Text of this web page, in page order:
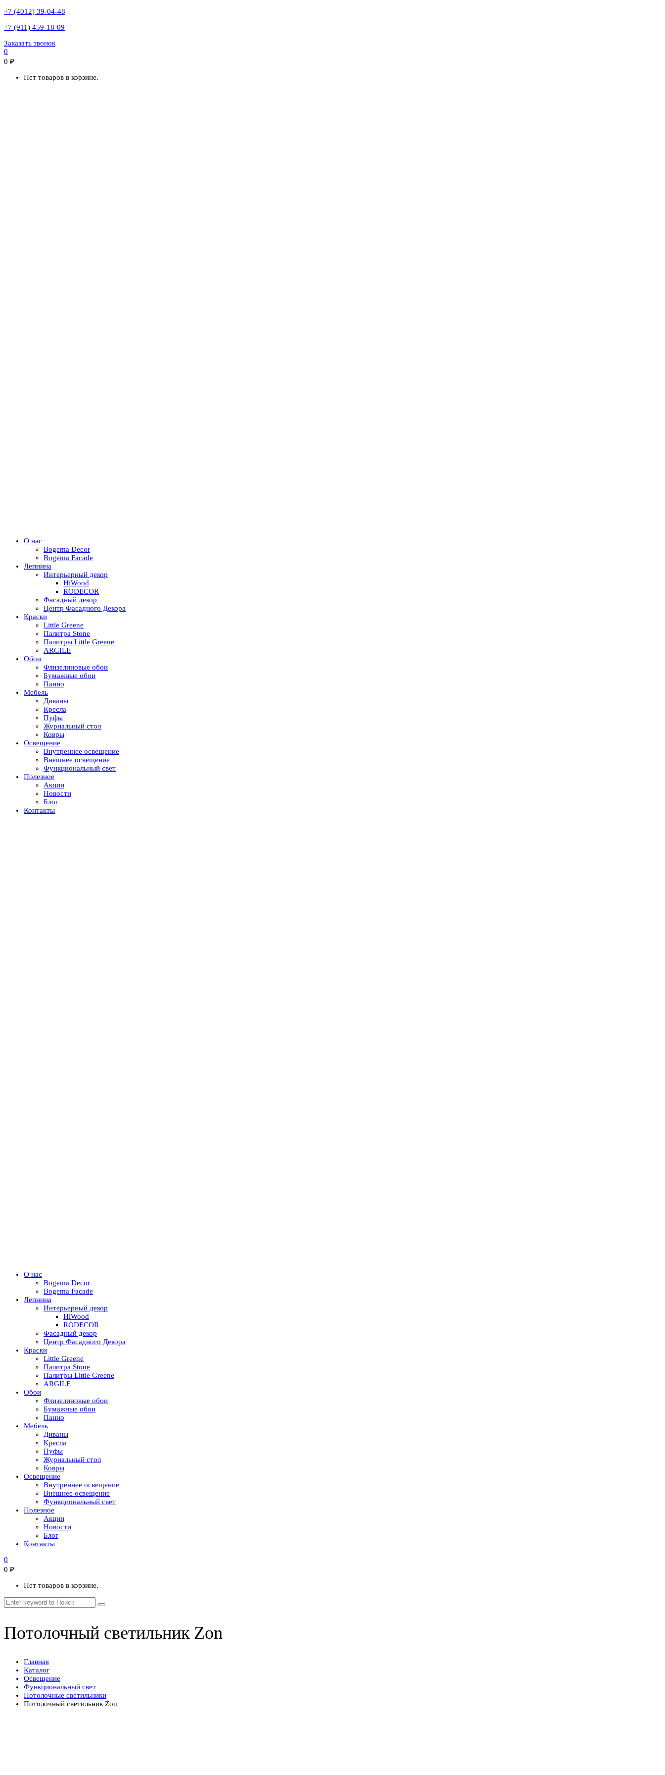
+7 (4012) 39-04-48
+7 (911) 459-18-09
Заказать звонок
0
0 ₽
Нет товаров в корзине.
О нас
Bogema Decor
Bogema Facade
Лепнина
Интерьерный декор
HiWood
RODECOR
Фасадный декор
Центр Фасадного Декора
Краски
Little Greene
Палитра Stone
Палитры Little Greene
ARGILE
Обои
Флизелиновые обои
Бумажные обои
Панно
Мебель
Диваны
Кресла
Пуфы
Журнальный стол
Ковры
Освещение
Внутреннее освещение
Внешнее освещение
Функциональный свет
Полезное
Акции
Новости
Блог
Контакты
О нас
Bogema Decor
Bogema Facade
Лепнина
Интерьерный декор
HiWood
RODECOR
Фасадный декор
Центр Фасадного Декора
Краски
Little Greene
Палитра Stone
Палитры Little Greene
ARGILE
Обои
Флизелиновые обои
Бумажные обои
Панно
Мебель
Диваны
Кресла
Пуфы
Журнальный стол
Ковры
Освещение
Внутреннее освещение
Внешнее освещение
Функциональный свет
Полезное
Акции
Новости
Блог
Контакты
0
0 ₽
Нет товаров в корзине.
Потолочный светильник Zon
Главная
Каталог
Освещение
Функциональный свет
Потолочные светильники
Потолочный светильник Zon